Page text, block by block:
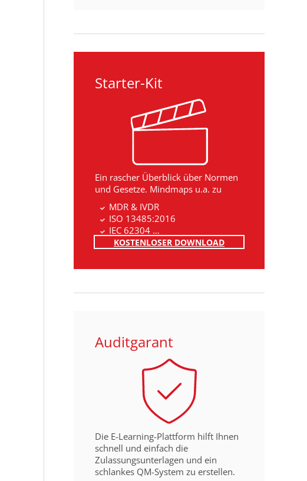
Starter-Kit
Ein rascher Überblick über Normen
und Gesetze. Mindmaps u.a. zu
MDR & IVDR
ISO 13485:2016
IEC 62304 …
KOSTENLOSER DOWNLOAD
Auditgarant
Die E-Learning-Plattform hilft Ihnen
schnell und einfach die
Zulassungsunterlagen und ein
schlankes QM-System zu erstellen.